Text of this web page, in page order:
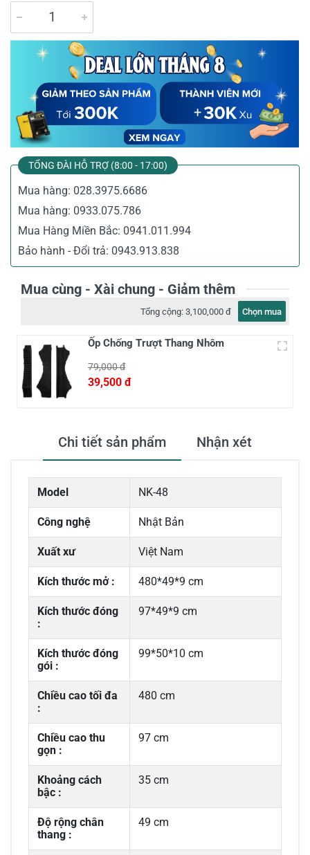
TỔNG ĐÀI HỖ TRỢ (8:00 - 17:00)
Mua hàng: 028.3975.6686
Mua hàng: 0933.075.786
Mua Hàng Miền Bắc: 0941.011.994
Bảo hành - Đổi trả: 0943.913.838
Mua cùng - Xài chung - Giảm thêm
Tổng cộng: 3,100,000 đ Chọn mua
Ốp Chống Trượt Thang Nhôm
79,000 đ
39,500 đ
Chi tiết sản phẩm Nhận xét
Model NK-48
Công nghệ Nhật Bản
Xuất xư Việt Nam
Kích thước mở : 480*49*9 cm
Kích thước đóng
:
97*49*9 cm
Kích thước đóng
gói :
99*50*10 cm
Chiều cao tối đa
:
480 cm
Chiều cao thu
gọn :
97 cm
Khoảng cách
bậc :
35 cm
Độ rộng chân
thang :
49 cm